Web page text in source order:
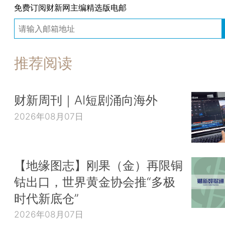
免费订阅财新网主编精选版电邮
推荐阅读
财新周刊｜AI短剧涌向海外
2026年08月07日
【地缘图志】刚果（金）再限铜
钴出口，世界黄金协会推“多极
时代新底仓”
2026年08月07日